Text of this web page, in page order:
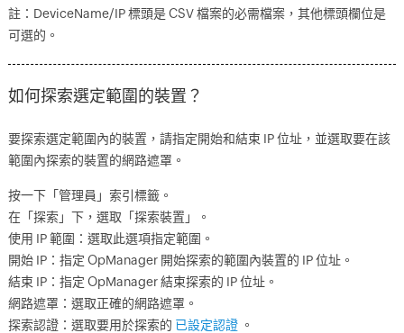
註：DeviceName/IP 標頭是 CSV 檔案的必需檔案，其他標頭欄位是
可選的。
如何探索選定範圍的裝置？
要探索選定範圍內的裝置，請指定開始和結束 IP 位址，並選取要在該
範圍內探索的裝置的網路遮罩。
按一下「管理員」索引標籤。
在「探索」下，選取「探索裝置」。
使用 IP 範圍：選取此選項指定範圍。
開始 IP：指定 OpManager 開始探索的範圍內裝置的 IP 位址。
結束 IP：指定 OpManager 結束探索的 IP 位址。
網路遮罩：選取正確的網路遮罩。
探索認證：選取要用於探索的 已設定認證。